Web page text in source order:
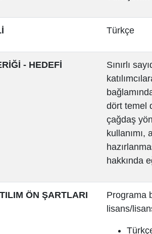
Türkçe
- HEDEFİ
Sınırlı
dört temel
çağdaş
kullanımı,
hakkında
ÖN ŞARTLARI
Programa
lisans/